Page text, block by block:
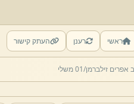
ראשי רענן העתק קישור
01 משלי
פסוק ב,.
mp3
17/06/2026 00:36
mp3
17/06/2026 00:36